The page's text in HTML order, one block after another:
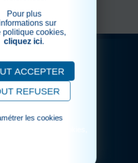
de-Marloux
sedna.fr
Pour plus
sur
politique cookies,
cliquez ici.
ACCEPTER
REFUSER
les cookies